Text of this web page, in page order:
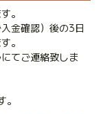
。
金確認）後の3日
。
てご連絡致しま